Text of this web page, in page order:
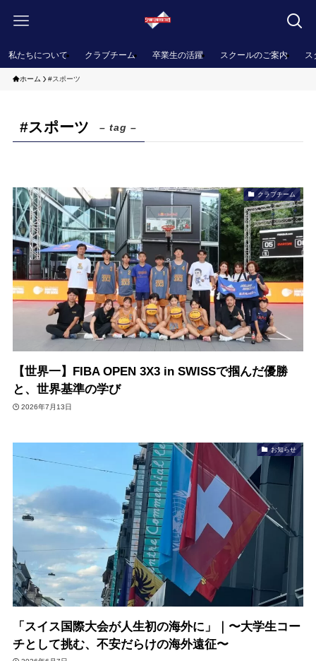
私たちについて クラブチーム 卒業生の活躍 スクールのご案内 ス
ホーム #スポーツ
#スポーツ – tag –
クラブチーム
【世界一】FIBA OPEN 3X3 in SWISSで掴んだ優勝
と、世界基準の学び
2026年7月13日
お知らせ
「スイス国際大会が人生初の海外に」｜〜大学生コー
チとして挑む、不安だらけの海外遠征〜